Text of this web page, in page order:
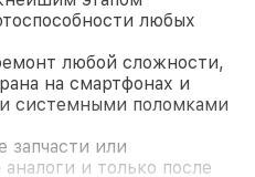
любых
любой сложности,
на смартфонах и
системными поломками
запчасти или
и только после